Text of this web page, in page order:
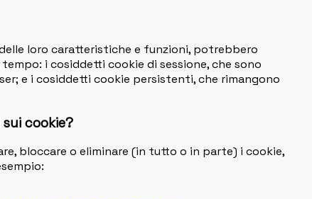
loro caratteristiche e funzioni, potrebbero
i cosiddetti cookie di sessione, che sono
e i cosiddetti cookie persistenti, che rimangono
cookie?
bloccare o eliminare (in tutto o in parte) i cookie,